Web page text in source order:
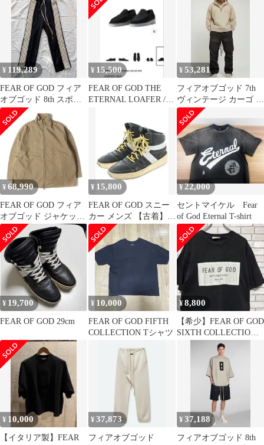
ットソー 刺繍ロゴ フィ
アオブゴッド ブラック
M （1694M）
TShirt Dove Grey グレ
¥ 119,289
FEAR OF GOD フィア
オブゴッド 8th スポー
ツ ナイロン ストライプ
リラックスド スウェッ
トパンツ ブラック 7th
¥ 15,500
FEAR OF GOD THE
ETERNAL LOAFER /
¥53,281
フィアオブゴッド 7th
ヴィンテージ カーゴ パ
ンツ ブラック 6TH 8th
エターナル ゼニア
¥ 68,990
FEAR OF GOD フィア
オブゴッド ジャケット
ベージュ サイズ:L | ス
タンドカラー フルジッ
プ カラーデニム ジャケ
ット | THE ETERNAL
COLLECTION | アメリ
カ製 | アウター ブルゾ
ン【メンズ】【中古】
¥ 15,800
FEAR OF GOD スニー
カー メンズ 【古着】
【中古】【送料無料】
¥22,000
セントマイケル Fear
of God Eternal T-shirt
¥ 19,700
FEAR OF GOD 29cm
¥ 10,000
FEAR OF GOD FIFTH
COLLECTION Tシャツ
¥8,800
【希少】FEAR OF GOD
SIXTH COLLECTION
TeeLサイズ
¥ 10,000
【イタリア製】FEAR
¥37,873
フィアオブゴッド
¥37,188
フィアオブゴッド 8th